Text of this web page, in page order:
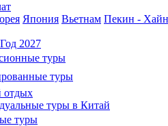
Япония Вьетнам Пекин -
2027
туры
туры
отдых
туры в Китай
туры